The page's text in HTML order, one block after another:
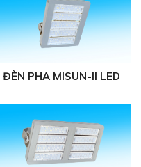
ĐÈN PHA MISUN-II LED